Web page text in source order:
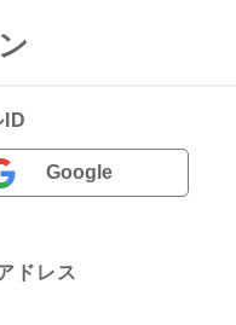
ID
Google
ドレス